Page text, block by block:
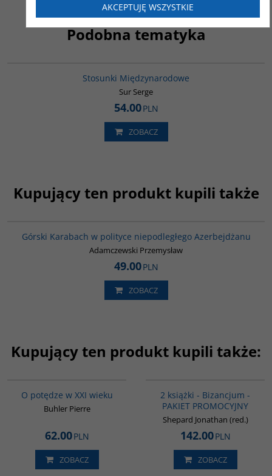
Podobna tematyka
Stosunki Międzynarodowe
Sur Serge
54.00PLN
ZOBACZ
Kupujący ten produkt kupili także
Górski Karabach w polityce niepodległego Azerbejdżanu
Adamczewski Przemysław
49.00PLN
ZOBACZ
Kupujący ten produkt kupili także:
O potędze w XXI wieku
Buhler Pierre
62.00PLN
ZOBACZ
2 książki - Bizancjum -
PAKIET PROMOCYJNY
Shepard Jonathan (red.)
142.00PLN
ZOBACZ
AKCEPTUJĘ WSZYSTKIE